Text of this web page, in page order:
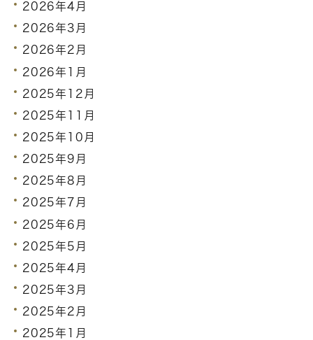
2026年4月
2026年3月
2026年2月
2026年1月
2025年12月
2025年11月
2025年10月
2025年9月
2025年8月
2025年7月
2025年6月
2025年5月
2025年4月
2025年3月
2025年2月
2025年1月